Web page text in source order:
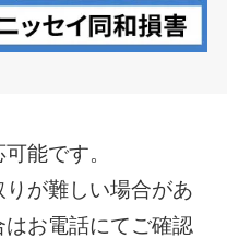
能です。
が難しい場合があ
はお電話にてご確認